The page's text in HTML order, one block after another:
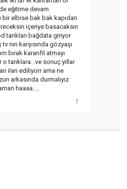
eğitime devam
elbise bak bak kapıdan
içeriye basacaksın
tankları bağdata giriyor
nin karşısında gözyaşı
bırak karanfil atmayı
tanklara...ve sonuç yıllar
ilan ediliyorr ama ne
arkasında durmalıyız
haaaa.....